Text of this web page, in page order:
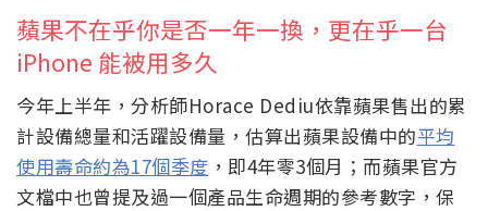
蘋果不在乎你是否一年一換，更在乎一台
iPhone 能被用多久
今年上半年，分析師Horace Dediu依靠蘋果售出的累
計設備總量和活躍設備量，估算出蘋果設備中的平均
使用壽命約為17個季度 ，即4年零3個月；而蘋果官方
文檔中也曾提及過一個產品生命週期的參考數字，保